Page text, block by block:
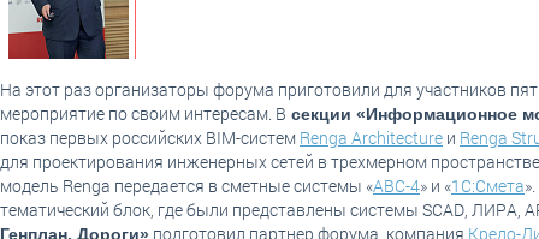
На этот раз организаторы форума приготовили для участников
мероприятие по своим интересам. В секции «Информационное
показ первых российских BIM-систем Renga Architecture и Renga
для проектирования инженерных сетей в трехмерном
модель Renga передается в сметные системы «АВС-4» и «1С:Смета».
тематический блок, где были представлены системы SCAD, ЛИРА,
Генплан, Дороги» подготовил партнер форума, компания Кредо-